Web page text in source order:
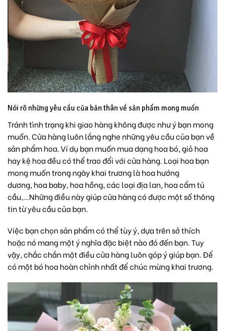
Nói rõ những yêu cầu của bản thân về sản phẩm mong muốn
Tránh tình trạng khi giao hàng không được như ý bạn mong
muốn. Cửa hàng luôn lắng nghe những yêu cầu của bạn về
sản phẩm hoa. Ví dụ bạn muốn mua dạnghoa bó,giỏ hoa
hay kệ hoa đều có thể trao đổi với cửa hàng. Loại hoa bạn
mong muốn trong ngày khai trương làhoa hướng
dương, hoa baby, hoa hồng,các loại địa lan, hoa cẩm tú
cầu,…Những điều này giúp cửa hàng có được một số thông
tin từ yêu cầu của bạn.
Việc bạn chọn sản phẩm có thể tùy ý, dựa trên sở thích
hoặc nó mang một ý nghĩa đặc biệt nào đó đến bạn. Tuy
vậy, chắc chắn một điều cửa hàng luôn góp ý giúp bạn. Để
có một bó hoa hoàn chỉnh nhất để chúc mừng khai trương.